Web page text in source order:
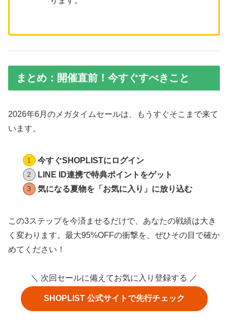
まとめ：開催直前！今すぐすべきこと
2026年6月のメガタイムセールは、もうすぐそこまで来て
います。
今すぐSHOPLISTにログイン
LINE ID連携で特典ポイントをゲット
気になる夏物を「お気に入り」に放り込む
この3ステップを今済ませるだけで、あなたの戦績は大き
く変わります。最大95%OFFの衝撃を、ぜひその目で確か
めてください！
＼ 次回セールに備えてお気に入り登録する ／
SHOPLIST 公式サイトで先行チェック